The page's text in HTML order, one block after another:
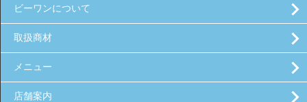
ビーワンについて
取扱商材
メニュー
店舗案内